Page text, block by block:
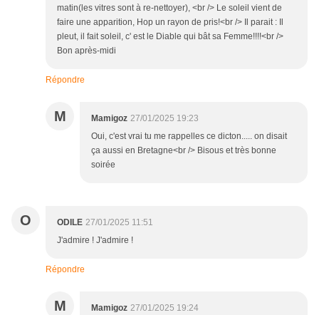
matin(les vitres sont à re-nettoyer), <br /> Le soleil vient de
faire une apparition, Hop un rayon de pris!<br /> Il parait : Il
pleut, il fait soleil, c' est le Diable qui bât sa Femme!!!!<br />
Bon après-midi
Répondre
M Mamigoz 27/01/2025 19:23
Oui, c'est vrai tu me rappelles ce dicton..... on disait
ça aussi en Bretagne<br /> Bisous et très bonne
soirée
O ODILE 27/01/2025 11:51
J'admire ! J'admire !
Répondre
M Mamigoz 27/01/2025 19:24